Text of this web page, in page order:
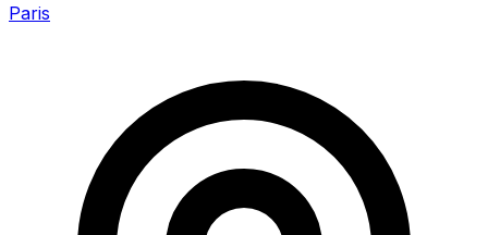
Paris